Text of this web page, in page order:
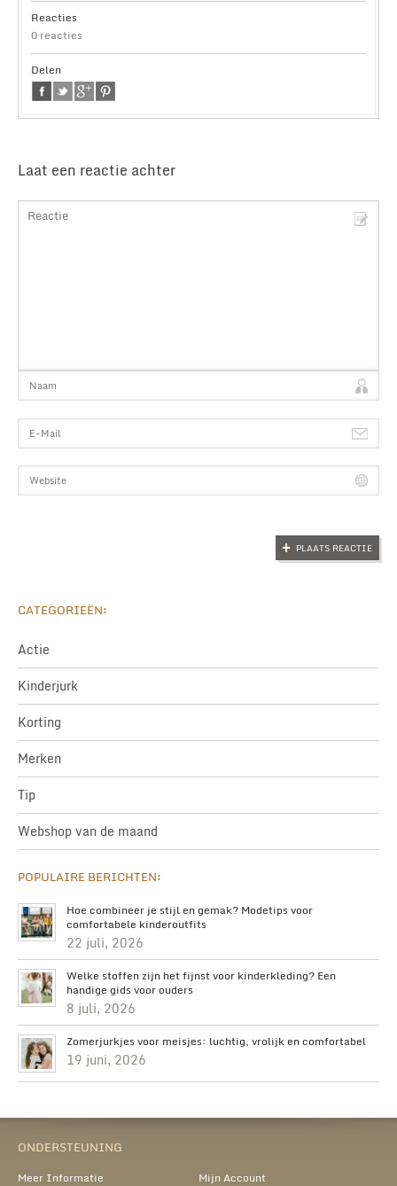
Reacties
0 reacties
Delen
Laat een reactie achter
CATEGORIEËN:
Actie
Kinderjurk
Korting
Merken
Tip
Webshop van de maand
POPULAIRE BERICHTEN:
Hoe combineer je stijl en gemak? Modetips voor
comfortabele kinderoutfits
22 juli, 2026
Welke stoffen zijn het fijnst voor kinderkleding? Een
handige gids voor ouders
8 juli, 2026
Zomerjurkjes voor meisjes: luchtig, vrolijk en comfortabel
19 juni, 2026
ONDERSTEUNING
Meer Informatie Mijn Account